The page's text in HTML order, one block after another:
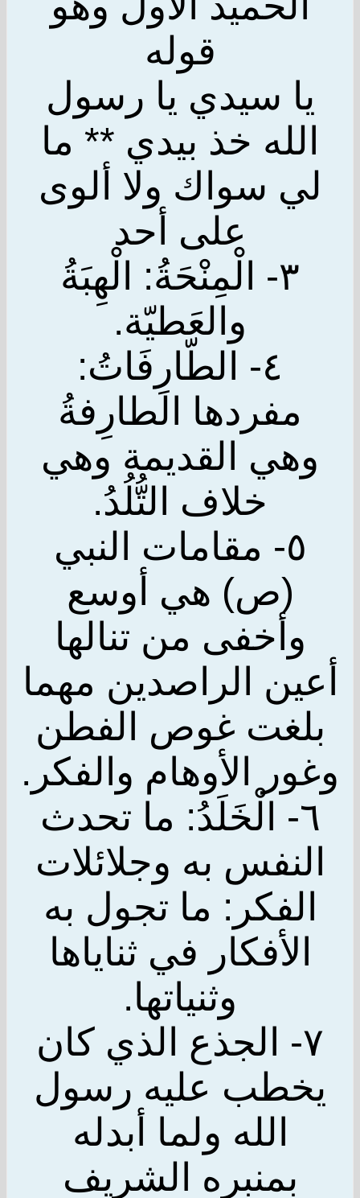
قوله
يا سيدي يا رسول
الله خذ بيدي ** ما
لي سواك ولا ألوى
على أحد
٣- الْمِنْحَةُ: الْهِبَةُ
والعَطيّة.
٤- الطّارِفَاتُ:
مفردها الطارِفةُ
وهي القديمة وهي
خلاف التُّلُدُ.
٥- مقامات النبي
(ص) هي أوسع
وأخفى من تنالها
أعين الراصدين مهما
بلغت غوص الفطن
وغور الأوهام والفكر.
٦- الْخَلَدُ: ما تحدث
النفس به وجلائلات
الفكر: ما تجول به
الأفكار في ثناياها
وثنياتها.
٧- الجذع الذي كان
يخطب عليه رسول
الله ولما أبدله
بمنبره الشريف